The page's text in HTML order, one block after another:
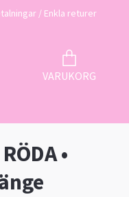
/ Enkla returer
VARUKORG
•